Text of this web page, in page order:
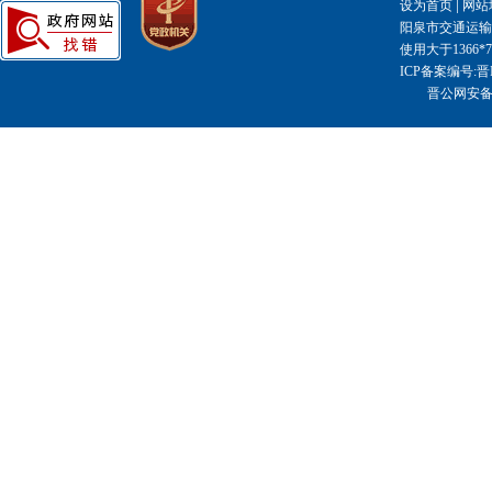
设为首页
网
阳泉市交通运
使用大于
ICP备案编号:晋
晋公网安